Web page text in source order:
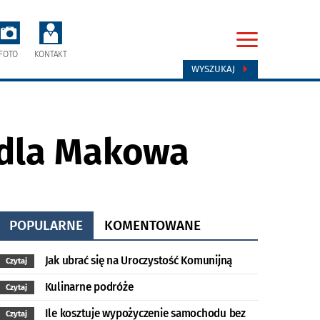
FOTO KONTAKT
WYSZUKAJ
Makowa
POPULARNE KOMENTOWANE
Czytaj Jak ubrać się na Uroczystość Komunijną
Czytaj Kulinarne podróże
Czytaj
Ile kosztuje wypożyczenie samochodu bez